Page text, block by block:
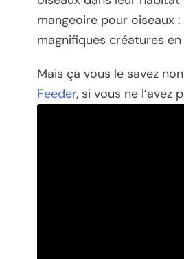
mangeoire pour oiseaux
magnifiques créatures
Mais ça vous le savez
Feeder, si vous ne l’avez